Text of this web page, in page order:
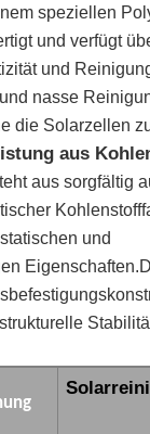
für
Maschine
speziellen
und verfügt
und
nasse
die Solarzellen
aus
aus sorgfältig
und